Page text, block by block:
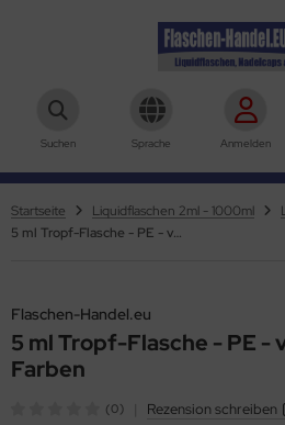
Suchen Sprache Anmelden
Startseite Liquidflaschen 2ml - 1000ml
5 ml Tropf-Flasche - PE - verschiedene Farben
Flaschen-Handel.eu
5 ml Tropf-Flasche - PE -
Farben
(0) Rezension schreiben